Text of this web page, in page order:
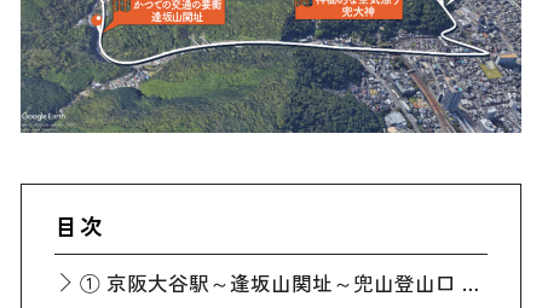
目次
① 京阪大谷駅～逢坂山関址～兜山登山口 （所要時間 約35分）